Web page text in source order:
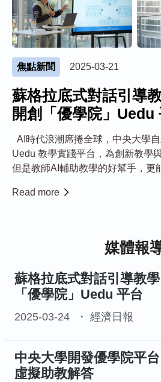
焦點新聞 2025-03-21
蘇格拉底式對話引導
開創「優學院」Uedu
AI時代浪潮席捲全球，中央大學自
Uedu 教學實踐平台，為創新教學
但是教師AI輔助教學的好幫手，更
研討會上發表論文，表現成果令人驚艷！ 「
Read more
媒體報
蘇格拉底式對話引導教
「優學院」Uedu 平台
2025-03-24 經濟日報
中央大學開發優學院平
虛擬助教解答